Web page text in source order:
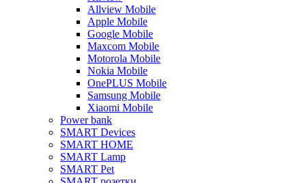
Allview Mobile
Apple Mobile
Google Mobile
Maxcom Mobile
Motorola Mobile
Nokia Mobile
OnePLUS Mobile
Samsung Mobile
Xiaomi Mobile
Power bank
SMART Devices
SMART HOME
SMART Lamp
SMART Pet